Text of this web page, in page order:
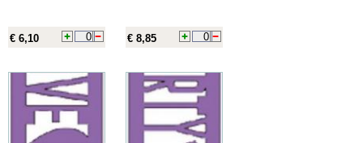
€ 6,10 € 8,85